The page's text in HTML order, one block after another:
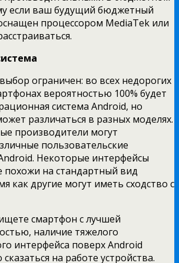
если ваш будущий бюджетный
процессором MediaTek или
ограничен: во всех недорогих
вероятностью 100% будет
система Android, но
различаться в разных моделях.
производители могут
пользовательские
Некоторые интерфейсы
похожи на стандартный вид
как другие могут иметь сходство с
смартфон с лучшей
наличие тяжелого
интерфейса поверх Android
на работе устройства.